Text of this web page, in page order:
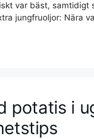
var bäst, samtidigt
jungfruoljor: Nära
potatis i